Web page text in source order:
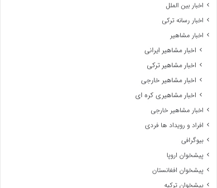
اخبار بین الملل
اخبار رسانه ترکی
اخبار مشاهیر
اخبار مشاهیر ایرانی
اخبار مشاهیر ترکی
اخبار مشاهیر خارجی
اخبار مشاهیری کره ای
اخبار مشاهیر خارجی
افراد و رویداد ها فردی
بیوگرافی
پیشخوان اروپا
پیشخوان افغانستان
پیشخوان ترکیه